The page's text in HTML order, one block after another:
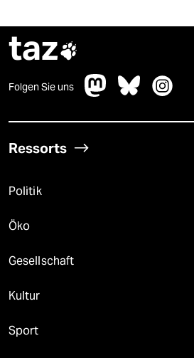
taz
Folgen Sie uns
Ressorts
Politik
Öko
Gesellschaft
Kultur
Sport